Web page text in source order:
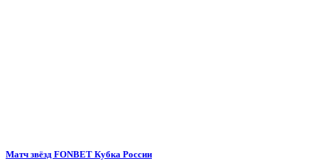
Матч звёзд FONBET Кубка России